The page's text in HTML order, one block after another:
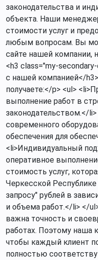
законодательства и
объекта. Наши
стоимости услуг и
любым вопросам. Вы
сайте нашей компании,
<h3 class="my-
с нашей компанией</
получаете:</p> <ul>
выполнение работ в
законодательством.</
современного
обеспечения для
<li>Индивидуальный
оперативное
стоимость услуг,
Черкесской
запросу" рублей в
и объема работ.</li> </
важна точность и
работах. Поэтому наша
чтобы каждый клиент
полностью